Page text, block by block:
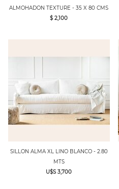
ALMOHADON TEXTURE - 35 X 80 CMS
$ 2,100
SILLON ALMA XL LINO BLANCO - 2.80
MTS
U$S 3,700